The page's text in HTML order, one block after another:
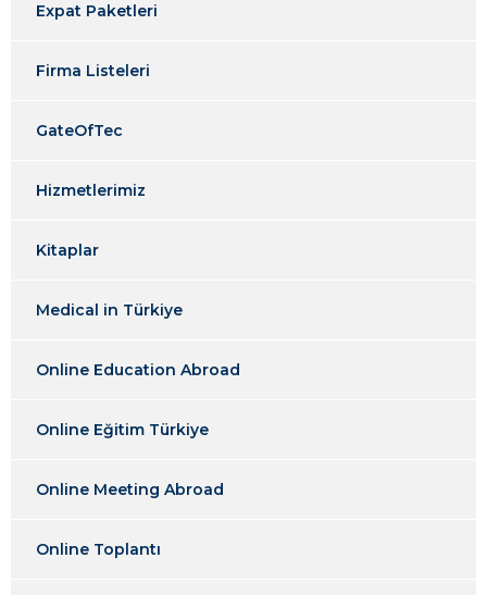
Expat Paketleri
Firma Listeleri
GateOfTec
Hizmetlerimiz
Kitaplar
Medical in Türkiye
Online Education Abroad
Online Eğitim Türkiye
Online Meeting Abroad
Online Toplantı